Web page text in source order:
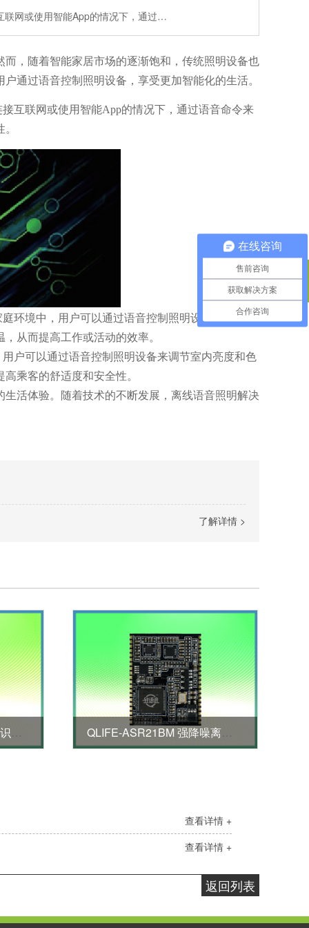
联网或使用智能App的情况下，通过…
，随着智能家居市场的逐渐饱和，传统照明设备也
通过语音控制照明设备，享受更加智能化的生活。
互联网或使用智能App的情况下，通过语音命令来
境中，用户可以通过语音控制照明设备来调节室
从而提高工作或活动的效率。
可以通过语音控制照明设备来调节室内亮度和色
乘客的舒适度和安全性。
活体验。随着技术的不断发展，离线语音照明解决
了解详情 >
QLIFE-ASR23M 特种声音识别模块 QLIFE-ASR21BM 强降噪离线语音模块
查看详情 +
查看详情 +
返回列表
400电话
在线咨询
售前咨询
获取解决方案
合作咨询